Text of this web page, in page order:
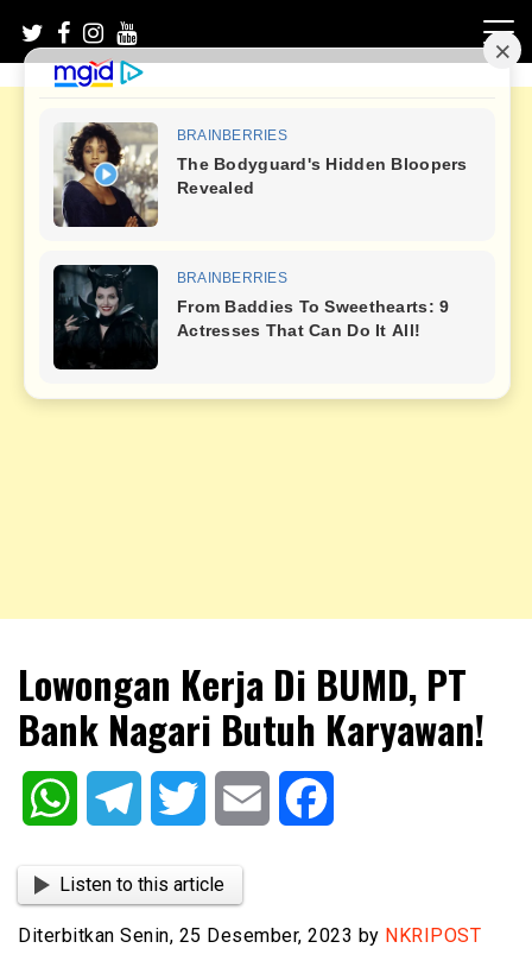
content
NKRIPOST
Lowongan Kerja Di BUMD, PT
Bank Nagari Butuh Karyawan!
WhatsAppTelegram Twitter Email
Listen to this article
Diterbitkan Senin, 25 Desember, 2023 by NKRIPOST